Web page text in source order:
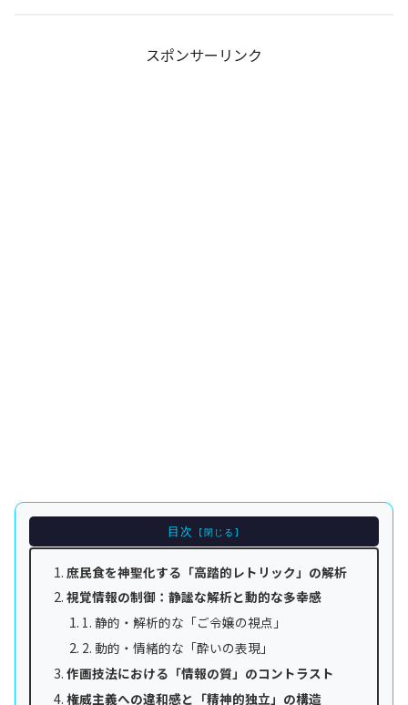
スポンサーリンク
目次
庶民食を神聖化する「高踏的レトリック」の解析
視覚情報の制御：静謐な解析と動的な多幸感
1. 静的・解析的な「ご令嬢の視点」
2. 動的・情緒的な「酔いの表現」
作画技法における「情報の質」のコントラスト
権威主義への違和感と「精神的独立」の構造